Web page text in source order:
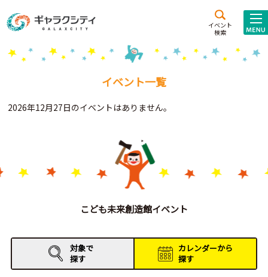
イベント
検索
施設案内
こども
西新井
施設･
Gがくえん
お知らせ
イベントレポート
イベント一覧
2026年12月27日のイベントはありません。
こども未来創造館イベント
対象で
探す
カレンダーから
探す